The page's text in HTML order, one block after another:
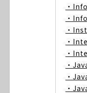
・
・
・
・
・
・
・
・